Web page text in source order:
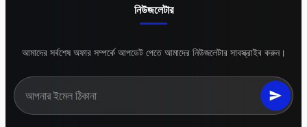
নিউজলেটার
আমাদের সর্বশেষ অফার সম্পর্কে আপডেট পেতে আমাদের নিউজলেটার সাবস্ক্রাইব করুন।